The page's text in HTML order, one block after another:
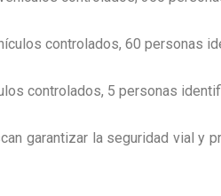
controlados, 60 personas
controlados, 5 personas
garantizar la seguridad vial y